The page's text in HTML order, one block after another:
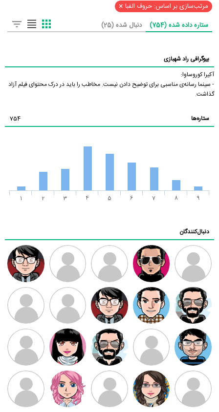
مرتب‌سازی بر اساس: حروف الفبا ×
ستاره داده شده (754) دنبال شده (25)
بیوگرافی راد شهبازی
آکیرا کوروساوا:
- سینما رسانه‌ی مناسبی برای توضیح دادن نیست. مخاطب را باید در درک محتوای فیلم آزاد
گذاشت.
ستاره‌ها 754
1 2 3 4 5 6 7 8 9
دنبال‌کنندگان
ممدرضا رضا کاظمی زهرا ~ ابتین
سید محمد
موسوی
مهدی فرهمند مهدی سلطانی داود رضیی
طرفدار میلی
بابی براون
کیوان کیانی
سامان راحمی امیردلتا امیروو ملیکا منتظری عارفه داستانپور